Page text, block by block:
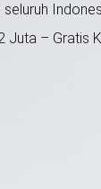
Juta – Gratis